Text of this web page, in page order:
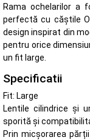
Rama ochelarilor a
perfectă cu căștile
design inspirat din
pentru orice
un fit large.
Specificatii
Fit: Large
Lentile cilindrice și
sporită și
Prin micșorarea